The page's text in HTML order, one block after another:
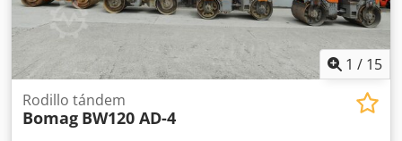
1 / 15
Rodillo tándem
Bomag BW120 AD-4